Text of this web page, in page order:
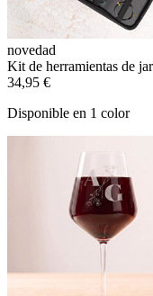
novedad
Kit de herramientas de
34,95 €
Disponible en 1 color